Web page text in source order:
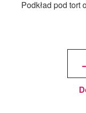
Podkład pod tort
-
Ø 30
cm,
cm -